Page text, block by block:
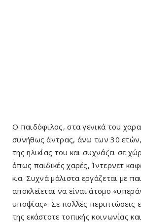
Ο παιδόφιλος, στα γενικά του
συνήθως άντρας, άνω των 30 ετών,
της ηλικίας του και συχνάζει σε
όπως παιδικές χαρές, Ίντερνετ
κ.α. Συχνά μάλιστα εργάζεται με
αποκλείεται να είναι άτομο
υποψίας». Σε πολλές περιπτώσεις
της εκάστοτε τοπικής κοινωνίας